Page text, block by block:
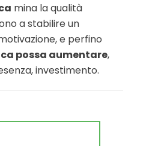
mina la qualità
a stabilire un
e perfino
possa aumentare,
investimento.